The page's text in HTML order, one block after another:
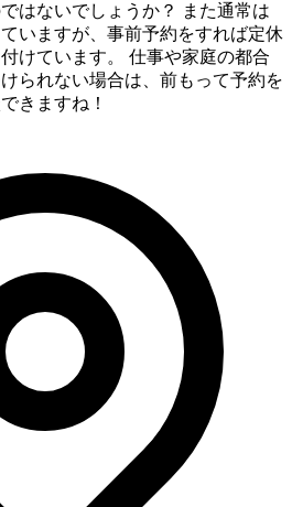
はないでしょうか？ また通常は
いますが、事前予約をすれば定休
けています。 仕事や家庭の都合
られない場合は、前もって予約を
きますね！